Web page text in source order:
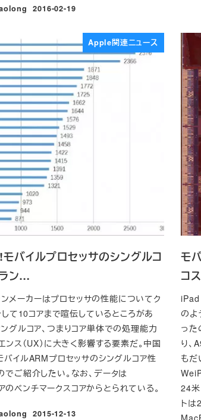
投稿日
2016-02-19
Apple関連ニュース
バイルプロセッサのシングルコ
ン…
メーカーはプロセッサの性能についてク
して10コアまで喧伝しているところがあ
グルコア、つまりコア単体での処理能力
ンス（UX）に大きく影響する要素だ。中国
イルARMプロセッサのシングルコア性
ご紹介したい。なお、データは
ベンチマークスコアからとられている。
2015-12-13
モ
コ
iPad
のよ
った
り、
もだ
24米
トは